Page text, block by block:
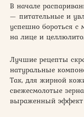
В начале
— питательные и
успешно бороться
на лице и
Лучшие рецепты
натуральные
Так, для жирной
свежесмолотые
выраженный эффект